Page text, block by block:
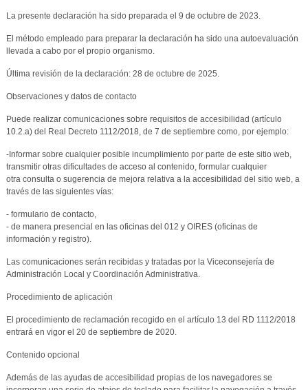
La presente declaración ha sido preparada el 9 de octubre de 2023.
El método empleado para preparar la declaración ha sido una autoevaluación
llevada a cabo por el propio organismo.
Última revisión de la declaración: 28 de octubre de 2025.
Observaciones y datos de contacto
Puede realizar comunicaciones sobre requisitos de accesibilidad (artículo
10.2.a) del Real Decreto 1112/2018, de 7 de septiembre como, por ejemplo:
-Informar sobre cualquier posible incumplimiento por parte de este sitio web,
transmitir otras dificultades de acceso al contenido, formular cualquier
otra consulta o sugerencia de mejora relativa a la accesibilidad del sitio web, a
través de las siguientes vías:
- formulario de contacto,
- de manera presencial en las oficinas del 012 y OIRES (oficinas de
información y registro).
Las comunicaciones serán recibidas y tratadas por la Viceconsejería de
Administración Local y Coordinación Administrativa.
Procedimiento de aplicación
El procedimiento de reclamación recogido en el artículo 13 del RD 1112/2018
entrará en vigor el 20 de septiembre de 2020.
Contenido opcional
Además de las ayudas de accesibilidad propias de los navegadores se